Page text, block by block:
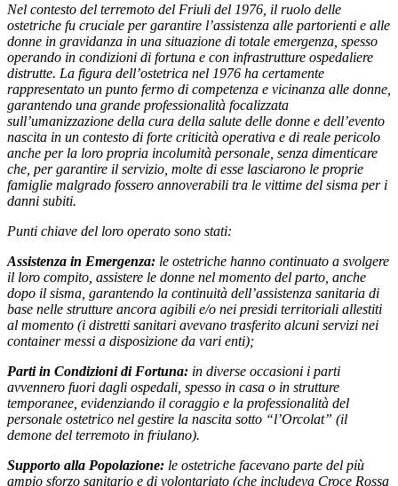
Nel contesto del terremoto del Friuli del 1976, il ruolo delle
ostetriche fu cruciale per garantire l’assistenza alle partorienti e alle
donne in gravidanza in una situazione di totale emergenza, spesso
operando in condizioni di fortuna e con infrastrutture ospedaliere
distrutte. La figura dell’ostetrica nel 1976 ha certamente
rappresentato un punto fermo di competenza e vicinanza alle donne,
garantendo una grande professionalità focalizzata
sull’umanizzazione della cura della salute delle donne e dell’evento
nascita in un contesto di forte criticità operativa e di reale pericolo
anche per la loro propria incolumità personale, senza dimenticare
che, per garantire il servizio, molte di esse lasciarono le proprie
famiglie malgrado fossero annoverabili tra le vittime del sisma per i
danni subiti.
Punti chiave del loro operato sono stati:
Assistenza in Emergenza: le ostetriche hanno continuato a svolgere
il loro compito, assistere le donne nel momento del parto, anche
dopo il sisma, garantendo la continuità dell’assistenza sanitaria di
base nelle strutture ancora agibili e/o nei presidi territoriali allestiti
al momento (i distretti sanitari avevano trasferito alcuni servizi nei
container messi a disposizione da vari enti);
Parti in Condizioni di Fortuna: in diverse occasioni i parti
avvennero fuori dagli ospedali, spesso in casa o in strutture
temporanee, evidenziando il coraggio e la professionalità del
personale ostetrico nel gestire la nascita sotto “l’Orcolat” (il
demone del terremoto in friulano).
Supporto alla Popolazione: le ostetriche facevano parte del più
ampio sforzo sanitario e di volontariato (che includeva Croce Rossa